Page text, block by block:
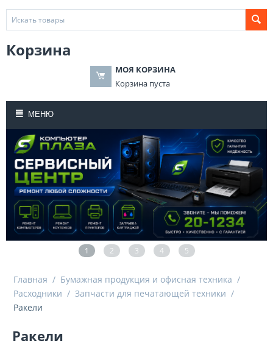
Корзина
МОЯ КОРЗИНА
Корзина пуста
МЕНЮ
1 2 3 4 5
Главная / Бумажная продукция и офисная техника /
Расходники / Запчасти для печатающей техники /
Ракели
Ракели